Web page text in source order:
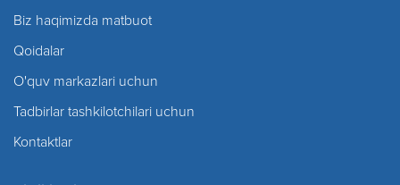
Biz haqimizda matbuot
Qoidalar
O'quv markazlari uchun
Tadbirlar tashkilotchilari uchun
Kontaktlar